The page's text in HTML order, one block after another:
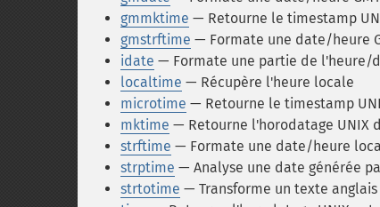
gmmktime — Retourne le timestamp
gmstrftime — Formate une date/heure
idate — Formate une partie de l'heure/
localtime — Récupère l'heure locale
microtime — Retourne le timestamp
mktime — Retourne l'horodatage UNIX
strftime — Formate une date/heure
strptime — Analyse une date générée
strtotime — Transforme un texte